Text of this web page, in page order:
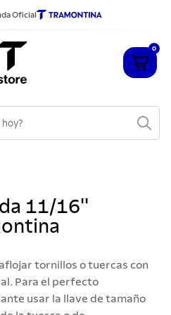
Oficial
0
11/16''
tornillos o tuercas con
Para el perfecto
usar la llave de tamaño